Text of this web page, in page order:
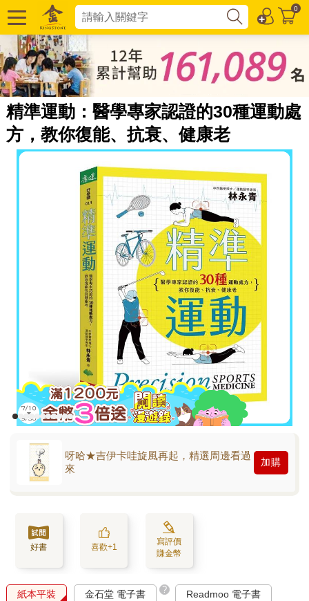
0
精準運動：醫學專家認證的30種運動處
方，教你復能、抗衰、健康老
呀哈★吉伊卡哇旋風再起，精選周邊看過
來
加購
好書 喜歡+1
寫評價
賺金幣
紙本平裝 金石堂 電子書 ? Readmoo 電子書